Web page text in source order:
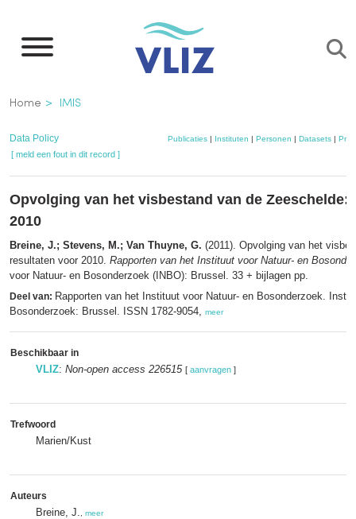
naar
inhoud
gaan
Kruimelpad
Home IMIS
Data Policy Publicaties| Instituten | Personen | Datasets|
[ meld een fout in dit record ]
Opvolging van het visbestand van de Zeeschelde:
2010
Breine, J.; Stevens, M.; Van Thuyne, G. (2011). Opvolging van het
resultaten voor 2010. Rapporten van het Instituut voor Natuur- en
voor Natuur- en Bosonderzoek (INBO): Brussel. 33 + bijlagen pp.
Deel van: Rapporten van het Instituut voor Natuur- en Bosonderzoek.
Bosonderzoek: Brussel. ISSN 1782-9054, meer
Beschikbaar in
VLIZ: Non-open access 226515 [ aanvragen ]
Trefwoord
Marien/Kust
Auteurs
Breine, J. meer